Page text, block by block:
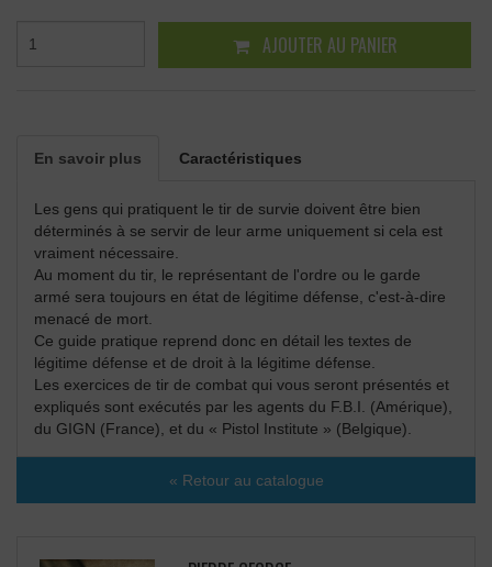
AJOUTER AU PANIER
En savoir plus Caractéristiques
Les gens qui pratiquent le tir de survie doivent être bien
déterminés à se servir de leur arme uniquement si cela est
vraiment nécessaire.
Au moment du tir, le représentant de l'ordre ou le garde
armé sera toujours en état de légitime défense, c'est-à-dire
menacé de mort.
Ce guide pratique reprend donc en détail les textes de
légitime défense et de droit à la légitime défense.
Les exercices de tir de combat qui vous seront présentés et
expliqués sont exécutés par les agents du F.B.I. (Amérique),
du GIGN (France), et du « Pistol Institute » (Belgique).
« Retour au catalogue